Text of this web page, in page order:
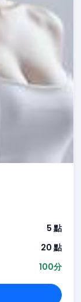
5 點
20 點
100分